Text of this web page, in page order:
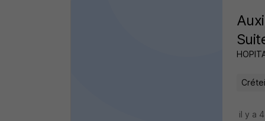
il y a